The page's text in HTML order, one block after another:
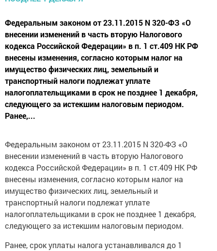
Федеральным законом от 23.11.2015 N 320-ФЗ «О
внесении изменений в часть вторую Налогового
кодекса Российской Федерации» в п. 1 ст.409 НК РФ
внесены изменения, согласно которым налог на
имущество физических лиц, земельный и
транспортный налоги подлежат уплате
налогоплательщиками в срок не позднее 1 декабря,
следующего за истекшим налоговым периодом.
Ранее,...
Федеральным законом от 23.11.2015 N 320-ФЗ «О
внесении изменений в часть вторую Налогового
кодекса Российской Федерации» в п. 1 ст.409 НК РФ
внесены изменения, согласно которым налог на
имущество физических лиц, земельный и
транспортный налоги подлежат уплате
налогоплательщиками в срок не позднее 1 декабря,
следующего за истекшим налоговым периодом.
Ранее, срок уплаты налога устанавливался до 1